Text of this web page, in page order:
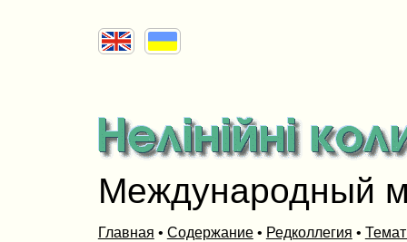
Международный
Главная • Содержание• Редколлегия •